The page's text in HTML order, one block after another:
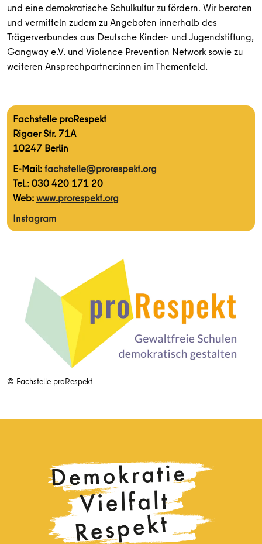
und eine demokratische Schulkultur zu fördern. Wir beraten
und vermitteln zudem zu Angeboten innerhalb des
Trägerverbundes aus Deutsche Kinder- und Jugendstiftung,
Gangway e.V. und Violence Prevention Network sowie zu
weiteren Ansprechpartner:innen im Themenfeld.
Fachstelle proRespekt
Rigaer Str. 71A
10247 Berlin
E-Mail:fachstelle@prorespekt.org
Tel.: 030 420 171 20
Web:www.prorespekt.org
Instagram
© Fachstelle proRespekt